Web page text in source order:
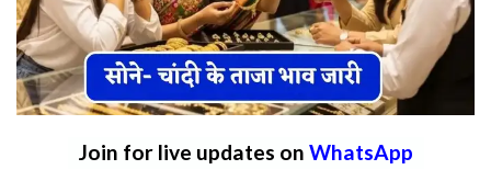
Join for live updates on WhatsApp